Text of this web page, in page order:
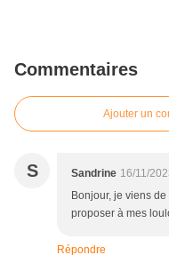
Commentaires
Ajouter un
S Sandrine 16/11/
Bonjour, je viens
proposer à mes
Répondre